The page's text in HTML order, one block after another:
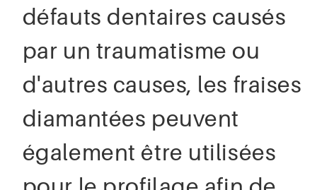
défauts dentaires causés
par un traumatisme ou
d'autres causes, les fraises
diamantées peuvent
également être utilisées